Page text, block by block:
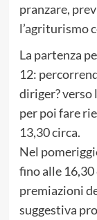
pranzare,
l’agriturismo
La partenza
12:
diriger? verso
per poi fare
13,30 circa.
Nel
fino alle
premiazioni
suggestiva